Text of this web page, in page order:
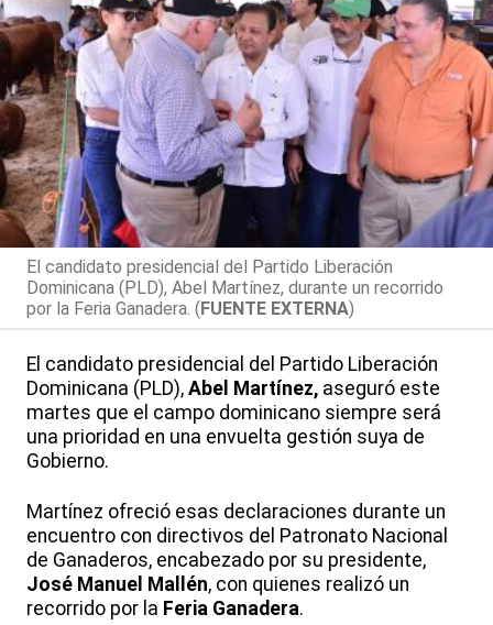
El candidato presidencial del Partido Liberación
Dominicana (PLD), Abel Martínez, durante un recorrido
por la Feria Ganadera. (FUENTE EXTERNA)
El candidato presidencial del Partido Liberación
Dominicana (PLD), Abel Martínez, aseguró este
martes que el campo dominicano siempre será
una prioridad en una envuelta gestión suya de
Gobierno.
Martínez ofreció esas declaraciones durante un
encuentro con directivos del Patronato Nacional
de Ganaderos, encabezado por su presidente,
José Manuel Mallén, con quienes realizó un
recorrido por la Feria Ganadera.